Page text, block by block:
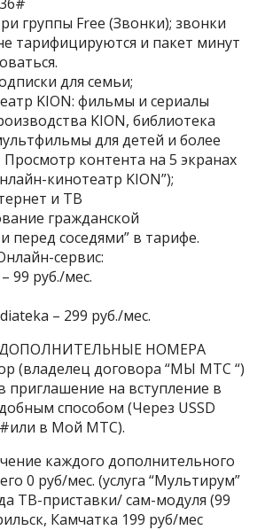
группы Free (Звонки); звонки
тарифицируются и пакет минут
для семьи;
KION: фильмы и сериалы
KION, библиотека
для детей и более
контента на 5 экранах
кинотеатр KION”);
и ТВ
гражданской
перед соседями” в тарифе.
сервис:
99 руб./мес.
– 299 руб./мес.
НОМЕРА
(владелец договора “МЫ МТС “)
приглашение на вступление в
способом (Через USSD
в Мой МТС).
каждого дополнительного
0 руб/мес.(услуга “Мультирум”
ТВ-приставки/ сам-модуля (99
Камчатка 199 руб/мес